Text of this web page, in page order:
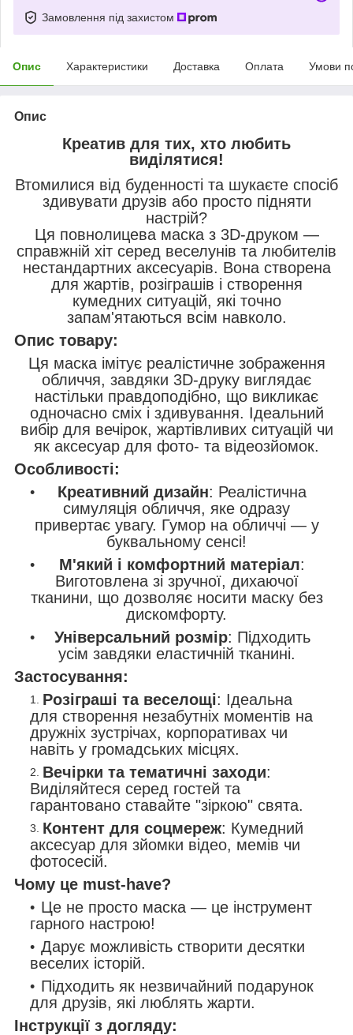
Замовлення під захистом
Опис Характеристики Доставка Оплата Умови
Опис
Креатив для тих, хто любить
виділятися!
Втомилися від буденності та шукаєте спосіб
здивувати друзів або просто підняти
настрій?
Ця повнолицева маска з 3D-друком —
справжній хіт серед веселунів та любителів
нестандартних аксесуарів. Вона створена
для жартів, розіграшів і створення
кумедних ситуацій, які точно
запам'ятаються всім навколо.
Опис товару:
Ця маска імітує реалістичне зображення
обличчя, завдяки 3D-друку виглядає
настільки правдоподібно, що викликає
одночасно сміх і здивування. Ідеальний
вибір для вечірок, жартівливих ситуацій чи
як аксесуар для фото- та відеозйомок.
Особливості:
Креативний дизайн: Реалістична
симуляція обличчя, яке одразу
привертає увагу. Гумор на обличчі — у
буквальному сенсі!
М'який і комфортний матеріал:
Виготовлена зі зручної, дихаючої
тканини, що дозволяє носити маску без
дискомфорту.
Універсальний розмір: Підходить
усім завдяки еластичній тканині.
Застосування:
Розіграші та веселощі: Ідеальна
для створення незабутніх моментів на
дружніх зустрічах, корпоративах чи
навіть у громадських місцях.
Вечірки та тематичні заходи:
Виділяйтеся серед гостей та
гарантовано ставайте "зіркою" свята.
Контент для соцмереж: Кумедний
аксесуар для зйомки відео, мемів чи
фотосесій.
Чому це must-have?
Це не просто маска — це інструмент
гарного настрою!
Дарує можливість створити десятки
веселих історій.
Підходить як незвичайний подарунок
для друзів, які люблять жарти.
Інструкції з догляду: